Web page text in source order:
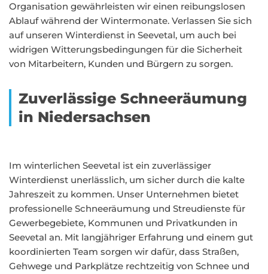
Organisation gewährleisten wir einen reibungslosen
Ablauf während der Wintermonate. Verlassen Sie sich
auf unseren Winterdienst in Seevetal, um auch bei
widrigen Witterungsbedingungen für die Sicherheit
von Mitarbeitern, Kunden und Bürgern zu sorgen.
Zuverlässige Schneeräumung
in Niedersachsen
Im winterlichen Seevetal ist ein zuverlässiger
Winterdienst unerlässlich, um sicher durch die kalte
Jahreszeit zu kommen. Unser Unternehmen bietet
professionelle Schneeräumung und Streudienste für
Gewerbegebiete, Kommunen und Privatkunden in
Seevetal an. Mit langjähriger Erfahrung und einem gut
koordinierten Team sorgen wir dafür, dass Straßen,
Gehwege und Parkplätze rechtzeitig von Schnee und